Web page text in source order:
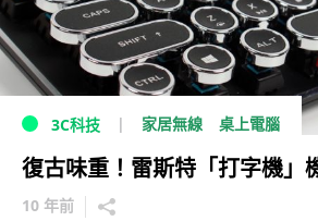
3C科技 家居無線 桌上電腦
復古味重！雷斯特「打字機」
10 年前